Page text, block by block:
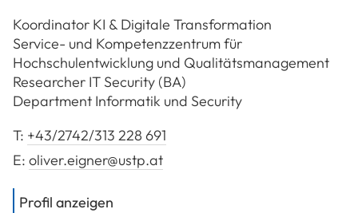
Koordinator KI & Digitale Transformation
Service- und Kompetenzzentrum für
Hochschulentwicklung und Qualitätsmanagement
Researcher IT Security (BA)
Department Informatik und Security
T: +43/2742/313 228 691
E: oliver.eigner@ustp.at
Profil anzeigen